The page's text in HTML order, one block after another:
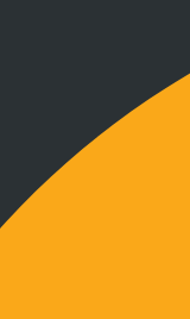
Kapcsolat